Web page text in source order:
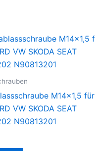
M14x1,5 für
VW SKODA SEAT
N90813201